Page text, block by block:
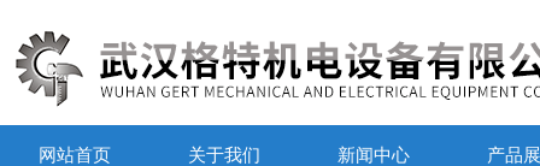
网站首页 关于我们 新闻中心 产品